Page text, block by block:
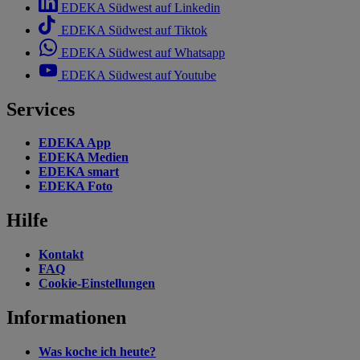
EDEKA Südwest auf Linkedin
EDEKA Südwest auf Tiktok
EDEKA Südwest auf Whatsapp
EDEKA Südwest auf Youtube
Services
EDEKA App
EDEKA Medien
EDEKA smart
EDEKA Foto
Hilfe
Kontakt
FAQ
Cookie-Einstellungen
Informationen
Was koche ich heute?